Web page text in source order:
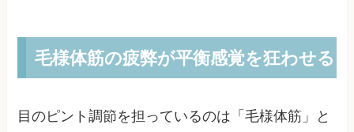
毛様体筋の疲弊が平衡感覚を狂わせる
目のピント調節を担っているのは「毛様体筋」と